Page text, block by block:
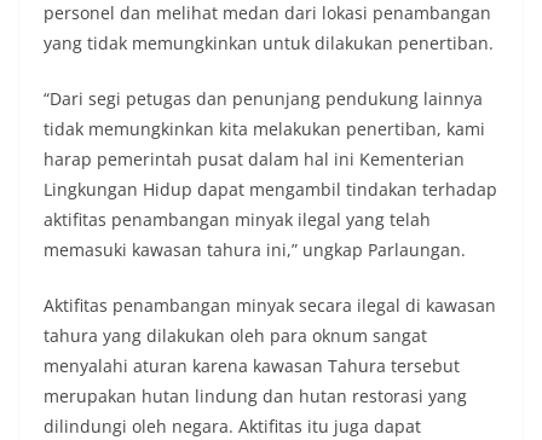
personel dan melihat medan dari lokasi penambangan
yang tidak memungkinkan untuk dilakukan penertiban.
“Dari segi petugas dan penunjang pendukung lainnya
tidak memungkinkan kita melakukan penertiban, kami
harap pemerintah pusat dalam hal ini Kementerian
Lingkungan Hidup dapat mengambil tindakan terhadap
aktifitas penambangan minyak ilegal yang telah
memasuki kawasan tahura ini,” ungkap Parlaungan.
Aktifitas penambangan minyak secara ilegal di kawasan
tahura yang dilakukan oleh para oknum sangat
menyalahi aturan karena kawasan Tahura tersebut
merupakan hutan lindung dan hutan restorasi yang
dilindungi oleh negara. Aktifitas itu juga dapat